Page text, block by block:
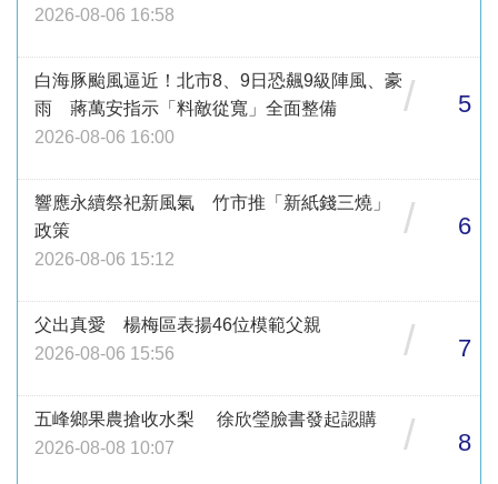
2026-08-06 16:58
白海豚颱風逼近！北市8、9日恐飆9級陣風、豪
雨 蔣萬安指示「料敵從寬」全面整備
2026-08-06 16:00
/ 5
響應永續祭祀新風氣 竹市推「新紙錢三燒」
政策
2026-08-06 15:12
/ 6
父出真愛 楊梅區表揚46位模範父親
2026-08-06 15:56
/ 7
五峰鄉果農搶收水梨 徐欣瑩臉書發起認購
2026-08-08 10:07
/ 8